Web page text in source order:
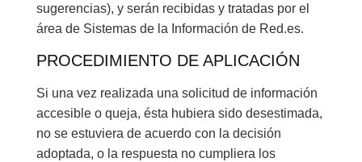
sugerencias), y serán recibidas y tratadas por el
área de Sistemas de la Información de Red.es.
PROCEDIMIENTO DE APLICACIÓN
Si una vez realizada una solicitud de información
accesible o queja, ésta hubiera sido desestimada,
no se estuviera de acuerdo con la decisión
adoptada, o la respuesta no cumpliera los